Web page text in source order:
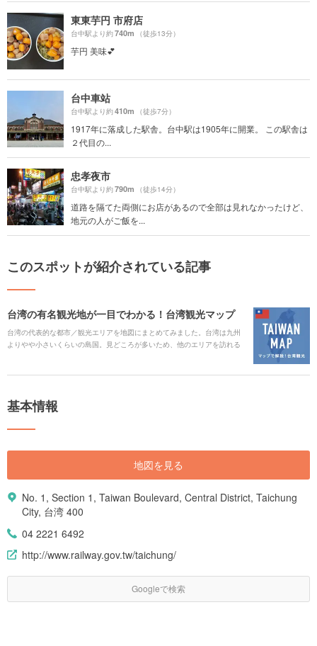
東東芋円 市府店
台中駅より約740m （徒歩13分）
芋円 美味💕
台中車站
台中駅より約410m （徒歩7分）
1917年に落成した駅舎。台中駅は1905年に開業。 この駅舎は
２代目の...
忠孝夜市
台中駅より約790m （徒歩14分）
道路を隔てた両側にお店があるので全部は見れなかったけど、
地元の人がご飯を...
このスポットが紹介されている記事
台湾の有名観光地が一目でわかる！台湾観光マップ
台湾の代表的な都市／観光エリアを地図にまとめてみました。台湾は九州
よりやや小さいくらいの島国。見どころが多いため、他のエリアを訪れる
基本情報
地図を見る
No. 1, Section 1, Taiwan Boulevard, Central District, Taichung
City, 台湾 400
04 2221 6492
http://www.railway.gov.tw/taichung/
Googleで検索